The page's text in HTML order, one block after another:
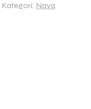
Kategori: Nava